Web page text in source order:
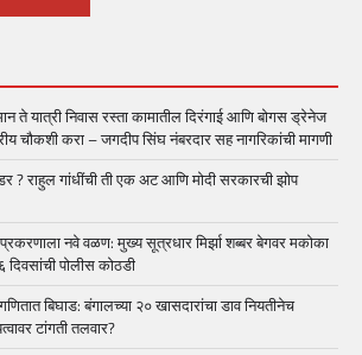
ते यात्री निवास रस्ता कामातील दिरंगाई आणि बोगस ड्रेनेज
चौकशी करा – जगदीप सिंघ नंबरदार सह नागरिकांची मागणी
? राहुल गांधींची ती एक अट आणि मोदी सरकारची झोप
नवे वळण: मुख्य सूत्रधार मिर्झा शब्बर बेगवर मकोका
दिवसांची पोलीस कोठडी
गणितात बिघाड: बंगालच्या २० खासदारांचा डाव नियतीनेच
टांगती तलवार?